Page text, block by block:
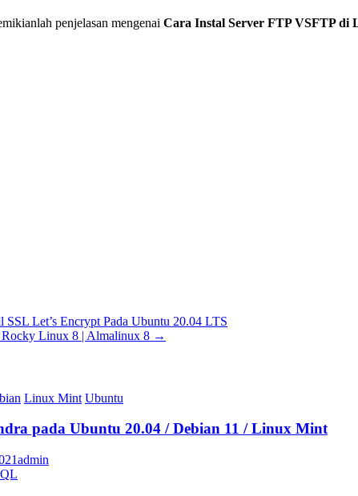
penjelasan mengenai Cara Instal Server FTP VSFTP di
SSL Let’s Encrypt Pada Ubuntu 20.04 LTS
Linux 8 | Almalinux 8 →
Linux Mint Ubuntu
pada Ubuntu 20.04 / Debian 11 / Linux Mint
admin